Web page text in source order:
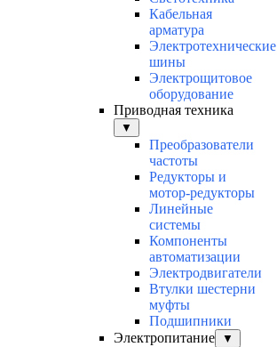
Кабельная
арматура
Электротехнические
шины
Электрощитовое
оборудование
Приводная техника
▼
Преобразователи
частоты
Редукторы и
мотор-редукторы
Линейные
системы
Компоненты
автоматизации
Электродвигатели
Втулки шестерни
муфты
Подшипники
Электропитание
▼